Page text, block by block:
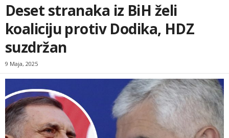
Deset stranaka iz BiH želi
koaliciju protiv Dodika, HDZ
suzdržan
9 Maja, 2025